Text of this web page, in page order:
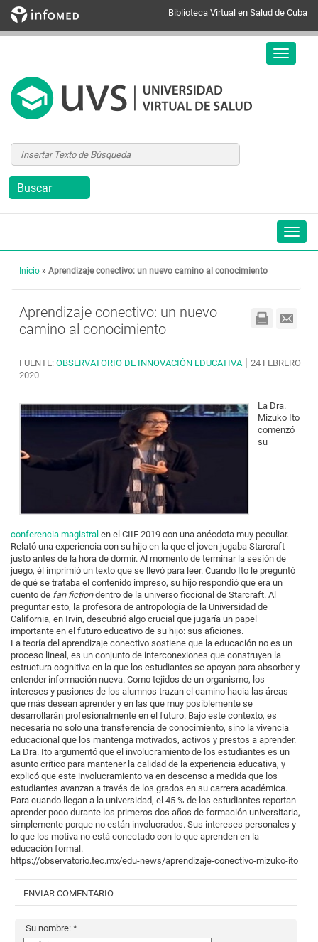
Biblioteca Virtual en Salud de Cuba
Inicio » Aprendizaje conectivo: un nuevo camino al conocimiento
Aprendizaje conectivo: un nuevo
camino al conocimiento
FUENTE: OBSERVATORIO DE INNOVACIÓN EDUCATIVA
24 FEBRERO
2020
La Dra.
Mizuko Ito
comenzó
su
conferencia magistral en el CIIE 2019 con una anécdota muy peculiar.
Relató una experiencia con su hijo en la que el joven jugaba Starcraft
justo antes de la hora de dormir. Al momento de terminar la sesión de
juego, él imprimió un texto que se llevó para leer. Cuando Ito le preguntó
de qué se trataba el contenido impreso, su hijo respondió que era un
cuento de fan fiction dentro de la universo ficcional de Starcraft. Al
preguntar esto, la profesora de antropología de la Universidad de
California, en Irvin, descubrió algo crucial que jugaría un papel
importante en el futuro educativo de su hijo: sus aficiones.
La teoría del aprendizaje conectivo sostiene que la educación no es un
proceso lineal, es un conjunto de interconexiones que construyen la
estructura cognitiva en la que los estudiantes se apoyan para absorber y
entender información nueva. Como tejidos de un organismo, los
intereses y pasiones de los alumnos trazan el camino hacia las áreas
que más desean aprender y en las que muy posiblemente se
desarrollarán profesionalmente en el futuro. Bajo este contexto, es
necesaria no solo una transferencia de conocimiento, sino la vivencia
educacional que los mantenga motivados, activos y prestos a aprender.
La Dra. Ito argumentó que el involucramiento de los estudiantes es un
asunto crítico para mantener la calidad de la experiencia educativa, y
explicó que este involucramiento va en descenso a medida que los
estudiantes avanzan a través de los grados en su carrera académica.
Para cuando llegan a la universidad, el 45 % de los estudiantes reportan
aprender poco durante los primeros dos años de formación universitaria,
simplemente porque no están involucrados. Sus intereses personales y
lo que los motiva no está conectado con lo que aprenden en la
educación formal.
https://observatorio.tec.mx/edu-news/aprendizaje-conectivo-mizuko-ito
ENVIAR COMENTARIO
Su nombre: *